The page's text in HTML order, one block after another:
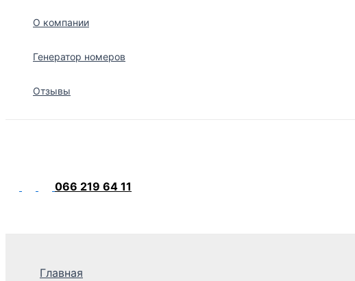
О компании
Генератор номеров
Отзывы
066 219 64 11
Главная